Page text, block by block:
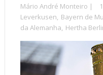
Mário André Monteiro |
Leverkusen, Bayern de
da Alemanha, Hertha